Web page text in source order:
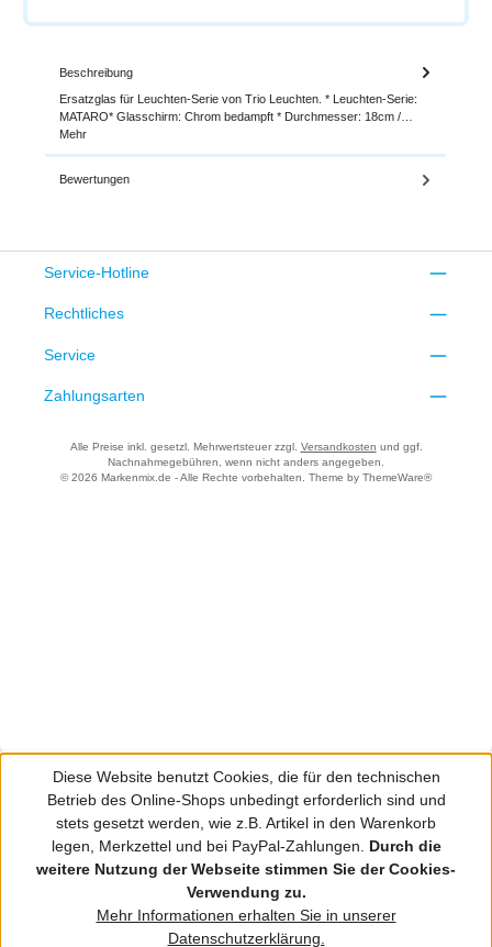
Beschreibung
Ersatzglas für Leuchten-Serie von Trio Leuchten. * Leuchten-Serie:
MATARO* Glasschirm: Chrom bedampft * Durchmesser: 18cm /…
Mehr
Bewertungen
Service-Hotline
Rechtliches
Service
Zahlungsarten
Alle Preise inkl. gesetzl. Mehrwertsteuer zzgl. Versandkosten und ggf.
Nachnahmegebühren, wenn nicht anders angegeben.
© 2026 Markenmix.de - Alle Rechte vorbehalten. Theme by ThemeWare®
Diese Website benutzt Cookies, die für den technischen
Betrieb des Online-Shops unbedingt erforderlich sind und
stets gesetzt werden, wie z.B. Artikel in den Warenkorb
legen, Merkzettel und bei PayPal-Zahlungen. Durch die
weitere Nutzung der Webseite stimmen Sie der Cookies-
Verwendung zu.
Mehr Informationen erhalten Sie in unserer
Datenschutzerklärung.